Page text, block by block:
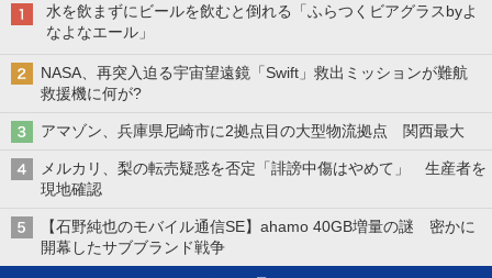
水を飲まずにビールを飲むと倒れる「ふらつくビアグラスbyよ
なよなエール」
NASA、再突入迫る宇宙望遠鏡「Swift」救出ミッションが難航
救援機に何が?
アマゾン、兵庫県尼崎市に2拠点目の大型物流拠点 関西最大
メルカリ、梨の転売疑惑を否定「誹謗中傷はやめて」 生産者を
現地確認
【石野純也のモバイル通信SE】ahamo 40GB増量の謎 密かに
開幕したサブブランド戦争